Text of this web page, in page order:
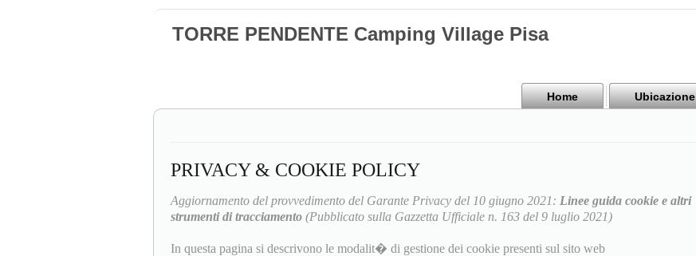
TORRE PENDENTE Camping Village Pisa
Home Ubicazione
PRIVACY & COOKIE POLICY
Aggiornamento del provvedimento del Garante Privacy del 10 giugno 2021: Linee guida cookie e altri
strumenti di tracciamento (Pubblicato sulla Gazzetta Ufficiale n. 163 del 9 luglio 2021)
In questa pagina si descrivono le modalit� di gestione dei cookie presenti sul sito web